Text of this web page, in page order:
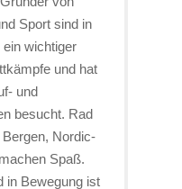
Sport sind in
wichtiger
und hat
und
besucht. Rad
Nordic-
Spaß.
in Bewegung ist